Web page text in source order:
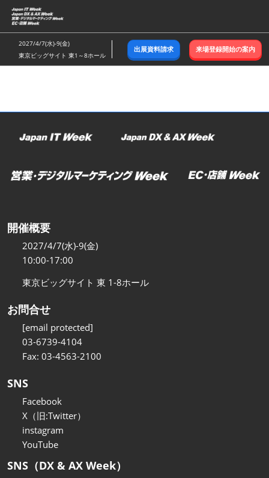
ス
キ
ッ
し
む
2027/4/7(水)-9(金)
東京ビッグサイト 東1～8ホール
出展資料請求 来場登録開始の案内
開催概要
2027/4/7(水)-9(金)
10:00-17:00
東京ビッグサイト 東 1-8ホール
お問合せ
[email protected]
03-6739-4104
Fax: 03-4563-2100
SNS
Facebook
X（旧:Twitter）
instagram
YouTube
SNS（DX & AX Week）